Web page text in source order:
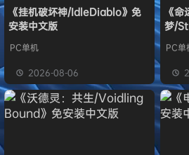
《挂机破坏神/IdleDiablo》免
安装中文版
PC单机
2026-08-06
《
梦/
PC单